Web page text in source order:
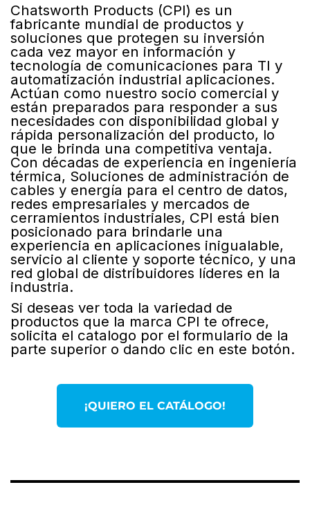
Chatsworth Products (CPI) es un
fabricante mundial de productos y
soluciones que protegen su inversión
cada vez mayor en información y
tecnología de comunicaciones para TI y
automatización industrial aplicaciones.
Actúan como nuestro socio comercial y
están preparados para responder a sus
necesidades con disponibilidad global y
rápida personalización del producto, lo
que le brinda una competitiva ventaja.
Con décadas de experiencia en ingeniería
térmica, Soluciones de administración de
cables y energía para el centro de datos,
redes empresariales y mercados de
cerramientos industriales, CPI está bien
posicionado para brindarle una
experiencia en aplicaciones inigualable,
servicio al cliente y soporte técnico, y una
red global de distribuidores líderes en la
industria.
Si deseas ver toda la variedad de
productos que la marca CPI te ofrece,
solicita el catalogo por el formulario de la
parte superior o dando clic en este botón.
¡QUIERO EL CATÁLOGO!